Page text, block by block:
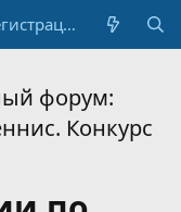
Регистрация
форум:
Конкурс